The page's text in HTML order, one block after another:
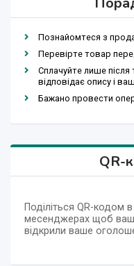
Познайомтеся з
Перевірте товар
Сплачуйте лише
відповідає опису і
Бажано провести
QR-
Поділіться QR-кодом
месенджерах щоб ваші
відкрили ваше